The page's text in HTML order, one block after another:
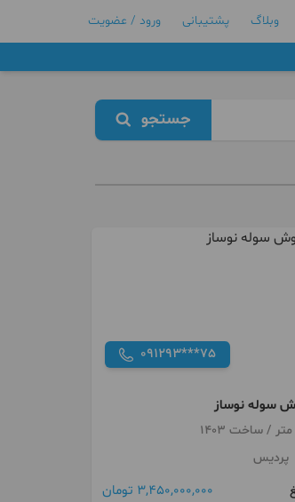
وبلاگ پشتیبانی ورود / عضویت
جستجو
091293***75
سوله نوساز
پردیس
3,450,000,000 تومان